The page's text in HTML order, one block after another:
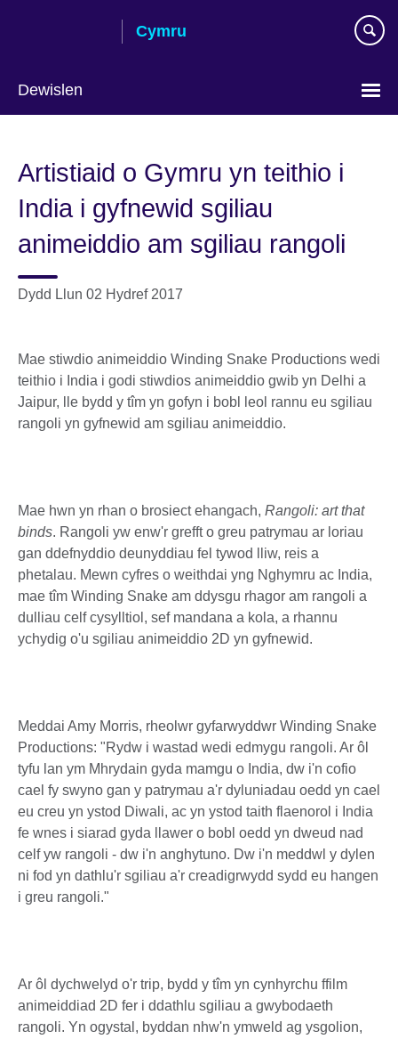
Cymru
Dewislen
language
Artistiaid o Gymru yn teithio i
India i gyfnewid sgiliau
animeiddio am sgiliau rangoli
Dydd Llun 02 Hydref 2017
Mae stiwdio animeiddio Winding Snake Productions wedi
teithio i India i godi stiwdios animeiddio gwib yn Delhi a
Jaipur, lle bydd y tîm yn gofyn i bobl leol rannu eu sgiliau
rangoli yn gyfnewid am sgiliau animeiddio.
Mae hwn yn rhan o brosiect ehangach, Rangoli: art that
binds. Rangoli yw enw'r grefft o greu patrymau ar loriau
gan ddefnyddio deunyddiau fel tywod lliw, reis a
phetalau. Mewn cyfres o weithdai yng Nghymru ac India,
mae tîm Winding Snake am ddysgu rhagor am rangoli a
dulliau celf cysylltiol, sef mandana a kola, a rhannu
ychydig o'u sgiliau animeiddio 2D yn gyfnewid.
Meddai Amy Morris, rheolwr gyfarwyddwr Winding Snake
Productions: "Rydw i wastad wedi edmygu rangoli. Ar ôl
tyfu lan ym Mhrydain gyda mamgu o India, dw i'n cofio
cael fy swyno gan y patrymau a'r dyluniadau oedd yn cael
eu creu yn ystod Diwali, ac yn ystod taith flaenorol i India
fe wnes i siarad gyda llawer o bobl oedd yn dweud nad
celf yw rangoli - dw i'n anghytuno. Dw i'n meddwl y dylen
ni fod yn dathlu'r sgiliau a'r creadigrwydd sydd eu hangen
i greu rangoli."
Ar ôl dychwelyd o'r trip, bydd y tîm yn cynhyrchu ffilm
animeiddiad 2D fer i ddathlu sgiliau a gwybodaeth
rangoli. Yn ogystal, byddan nhw'n ymweld ag ysgolion,